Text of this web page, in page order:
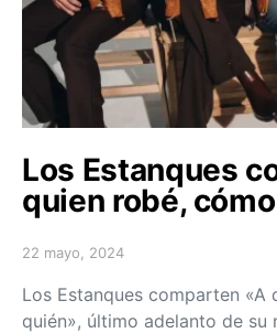
Los Estanques
quien robé,
Posted on
22 mayo, 2024
Los Estanques comparten «A
quién», último adelanto de su